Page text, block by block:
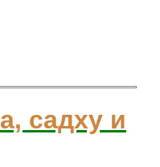
садху и